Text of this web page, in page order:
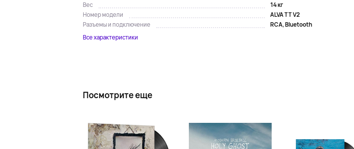
Вес
14 кг
Номер модели
ALVA TT V2
Разъемы и подключение
RCA, Bluetooth
Все характеристики
Посмотрите еще